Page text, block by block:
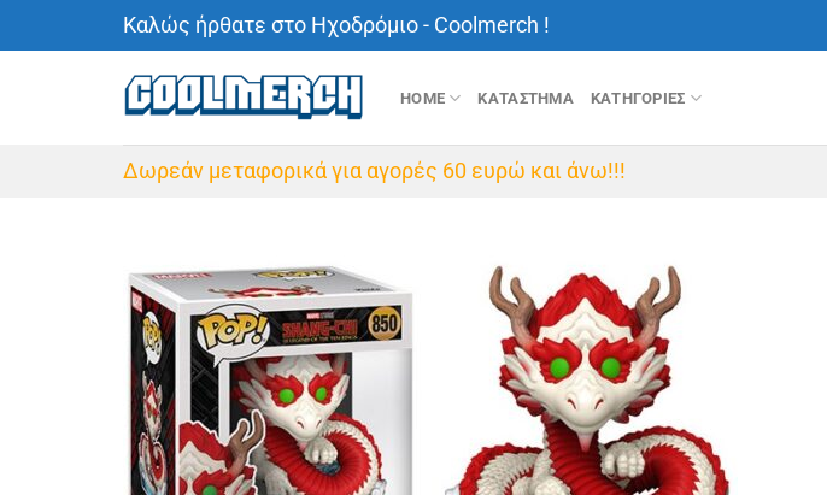
Καλώς ήρθατε στο Ηχοδρόμιο - Coolmerch !
HOME ΚΑΤΑΣΤΗΜΑ ΚΑΤΗΓΟΡΙΕΣ
Δωρεάν μεταφορικά για αγορές 60 ευρώ και άνω!!!